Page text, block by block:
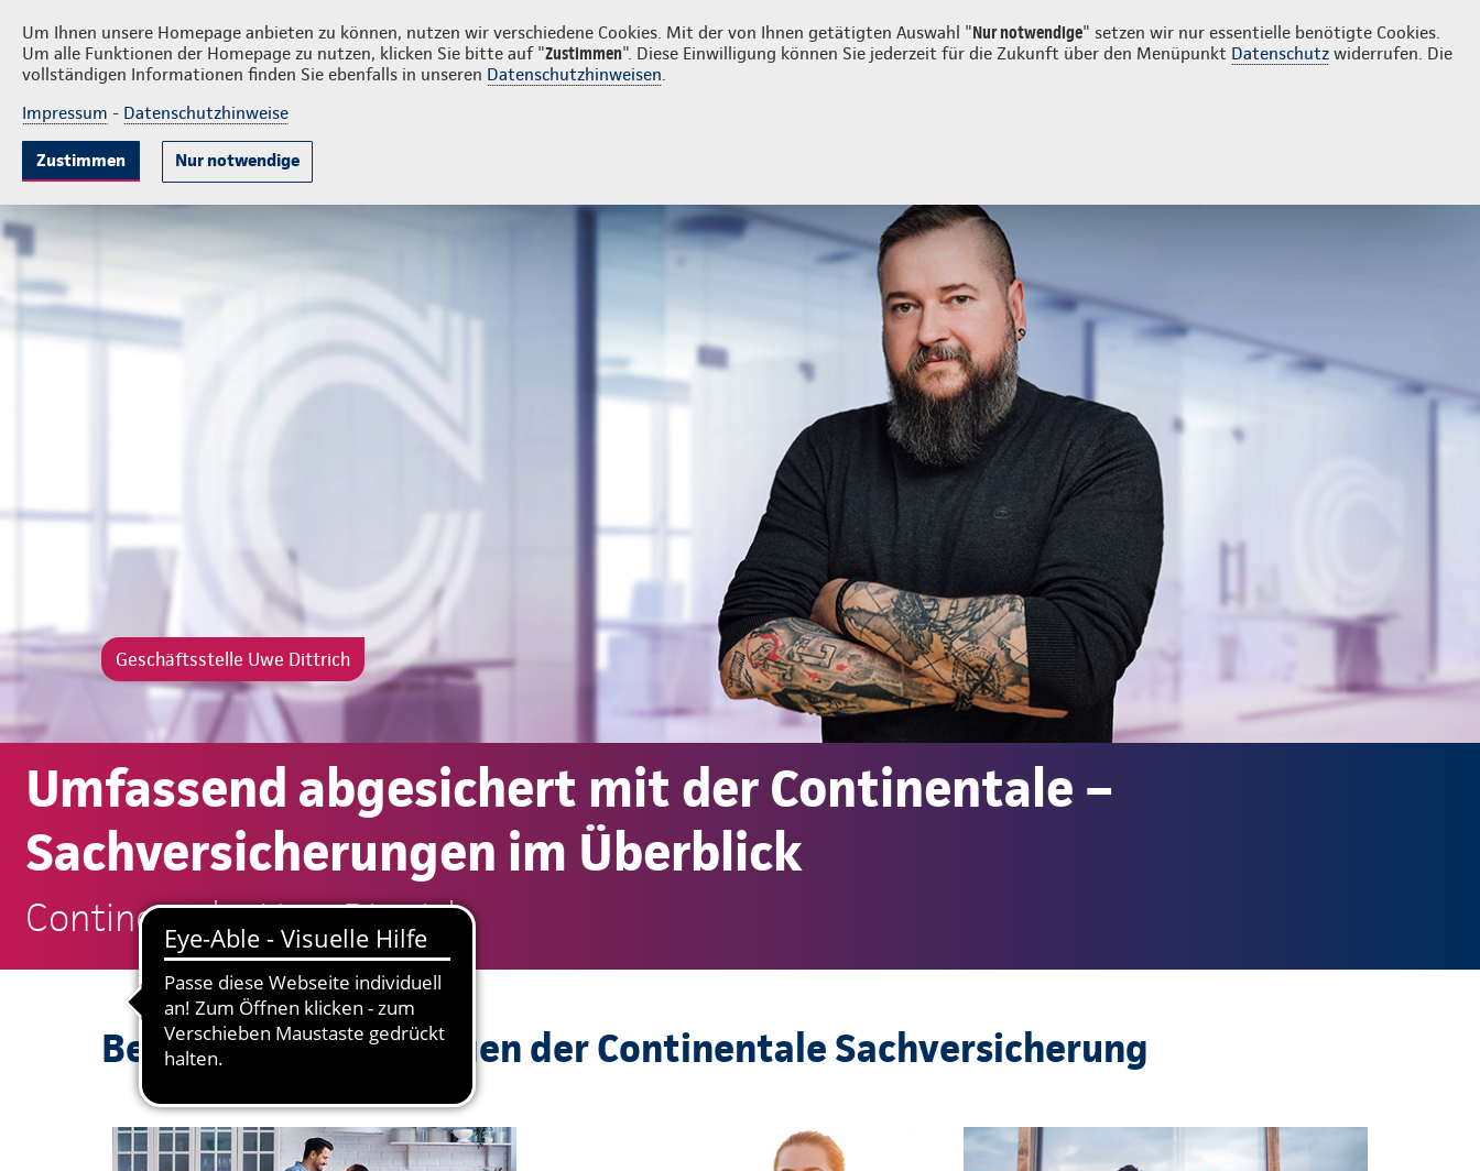
Um Ihnen unsere Homepage anbieten zu können, nutzen wir verschiedene Cookies. Mit der von Ihnen getätigten Auswahl "Nur notwendige" setzen wir nur essentielle benötigte Cookies.
Um alle Funktionen der Homepage zu nutzen, klicken Sie bitte auf "Zustimmen". Diese Einwilligung können Sie jederzeit für die Zukunft über den Menüpunkt Datenschutz widerrufen. Die
vollständigen Informationen finden Sie ebenfalls in unseren Datenschutzhinweisen.
Impressum - Datenschutzhinweise
Zustimmen Nur notwendige
Uwe Dittrich PrivatkundenFirmenkunden Login Kontakt 03677 202293
KrankenversicherungLebensversicherung
Geschäftsstelle Uwe Dittrich
Umfassend abgesichert mit der Continentale –
Sachversicherungen im Überblick
Continentale: Uwe Dittrich
Beliebte Absicherungen der Continentale Sachversicherung